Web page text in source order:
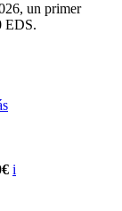
un primer
EDS.
i